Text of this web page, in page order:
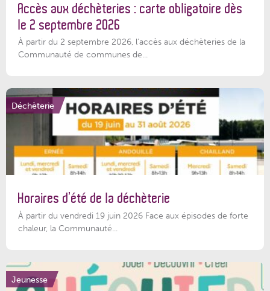
Accès aux déchèteries : carte obligatoire dès
le 2 septembre 2026
À partir du 2 septembre 2026, l’accès aux déchèteries de la
Communauté de communes de...
Déchèterie
Horaires d’été de la déchèterie
À partir du vendredi 19 juin 2026 Face aux épisodes de forte
chaleur, la Communauté...
Jeunesse